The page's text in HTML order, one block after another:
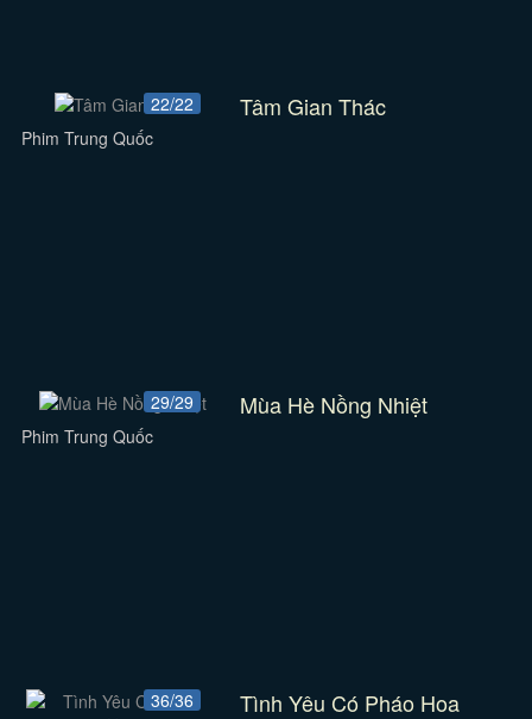
22/22 Tâm Gian Thác
Phim Trung Quốc
29/29 Mùa Hè Nồng Nhiệt
Phim Trung Quốc
36/36 Tình Yêu Có Pháo Hoa